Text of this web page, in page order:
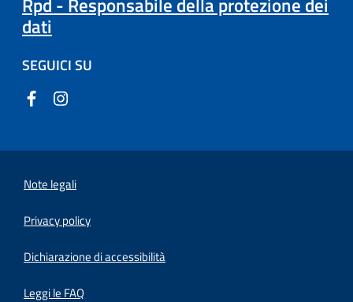
dati
SEGUICI SU
Note legali
Privacy policy
Dichiarazione di accessibilità
Leggi le FAQ